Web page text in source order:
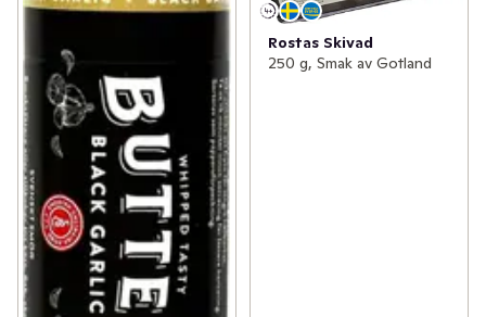
Rostas Skivad
250 g, Smak av Gotland